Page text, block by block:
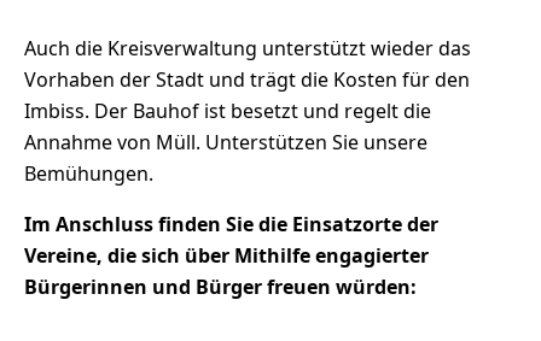
Auch die Kreisverwaltung unterstützt wieder das
Vorhaben der Stadt und trägt die Kosten für den
Imbiss. Der Bauhof ist besetzt und regelt die
Annahme von Müll. Unterstützen Sie unsere
Bemühungen.
Im Anschluss finden Sie die Einsatzorte der
Vereine, die sich über Mithilfe engagierter
Bürgerinnen und Bürger freuen würden: